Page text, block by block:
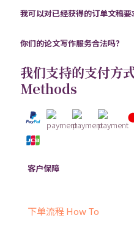
我可以对已经获得的订单文稿要
你们的论文写作服务合法吗？
我们支持的支付方
Methods
客户保障
下单流程 How To